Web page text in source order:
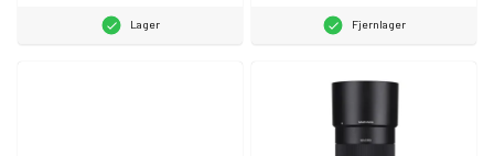
Lager Fjernlager